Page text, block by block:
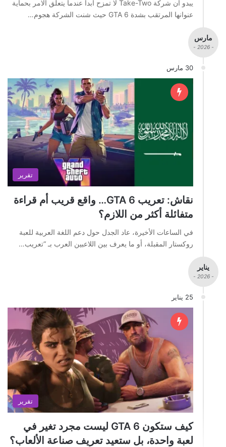
يبدو ان شركة Take-Two لا تمزح ابداً عندما يتعلق الامر بحماية
عنوانها المرتقب بشدة GTA 6 حيث شنت الشركة هجوم…
مارس
- 2026 -
30 مارس
تقرير
نقاش: تعريب GTA 6… واقع قريب أم قراءة
متفائلة أكثر من اللازم؟
في الساعات الأخيرة، عاد الجدل حول دعم اللغة العربية للعبة
روكستار المقبلة، أو ما يعرف بين اللاعبين العرب بـ “تعريب…
يناير
- 2026 -
25 يناير
تقرير
كيف ستكون GTA 6 ليست مجرد تغير في
لعبة واحدة، بل ستعيد تعريف صناعة الألعاب؟